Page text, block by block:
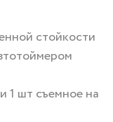
стойкости
1 шт съемное на